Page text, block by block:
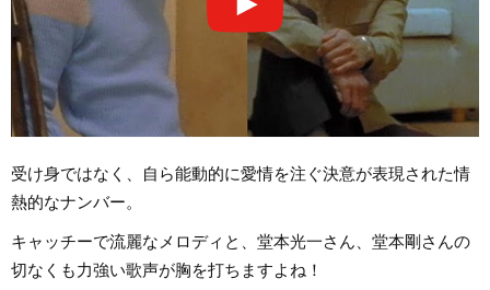
受け身ではなく、自ら能動的に愛情を注ぐ決意が表現された情
熱的なナンバー。
キャッチーで流麗なメロディと、堂本光一さん、堂本剛さんの
切なくも力強い歌声が胸を打ちますよね！